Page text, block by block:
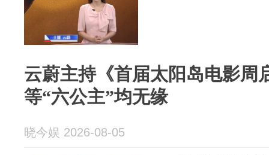
云蔚主持《首届太阳岛电影周
等“六公主”均无缘
晓今娱 2026-08-05